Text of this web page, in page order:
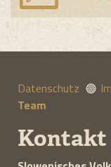
Datenschutz
Team
Kontakt